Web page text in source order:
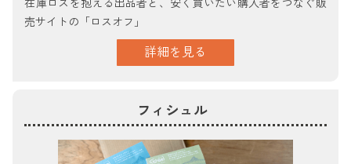
売サイトの「ロスオフ」
詳細を見る
フィシュル